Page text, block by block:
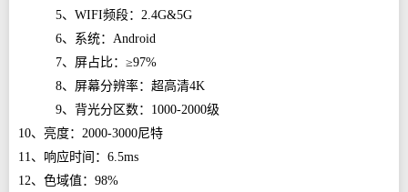
5、WIFI频段：2.4G&5G
6、系统：Android
7、屏占比：≥97%
8、屏幕分辨率：超高清4K
9、背光分区数：1000-2000级
10、亮度：2000-3000尼特
11、响应时间：6.5ms
12、色域值：98%